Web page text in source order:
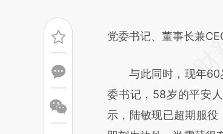
党委书记、董事长兼
与此同时，现年60
委书记，58岁的平安
示，陆敏现已超期服